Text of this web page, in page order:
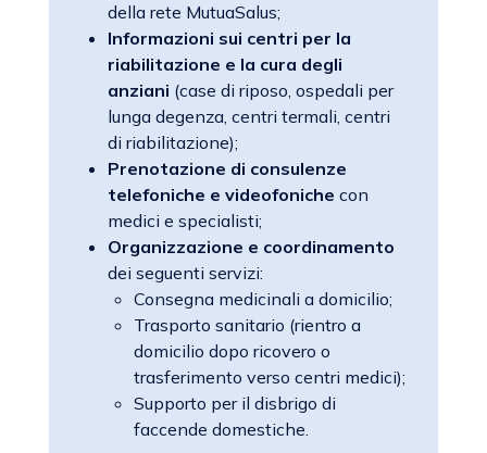
della rete MutuaSalus;
Informazioni sui centri per la
riabilitazione e la cura degli
anziani (case di riposo, ospedali per
lunga degenza, centri termali, centri
di riabilitazione);
Prenotazione di consulenze
telefoniche e videofoniche con
medici e specialisti;
Organizzazione e coordinamento
dei seguenti servizi:
Consegna medicinali a domicilio;
Trasporto sanitario (rientro a
domicilio dopo ricovero o
trasferimento verso centri medici);
Supporto per il disbrigo di
faccende domestiche.